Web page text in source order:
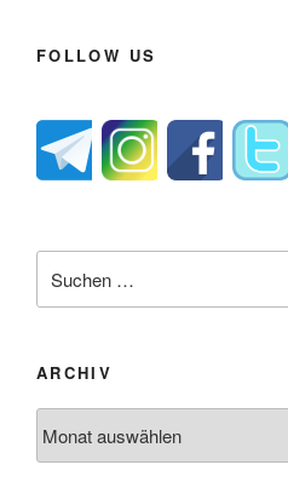
FOLLOW US
nach:
ARCHIV